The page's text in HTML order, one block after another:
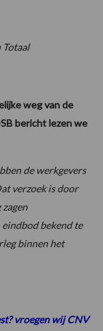
Totaal
weg van de
bericht lezen we
de werkgevers
verzoek is door
eindbod bekend te
binnen het
vroegen wij CNV